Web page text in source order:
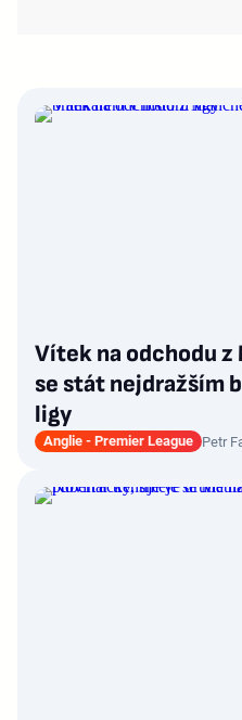
Vítek na odchodu
se stát nejdražším
ligy
Anglie - Premier League Petr